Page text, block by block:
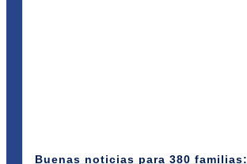
Buenas noticias para 380 familias: